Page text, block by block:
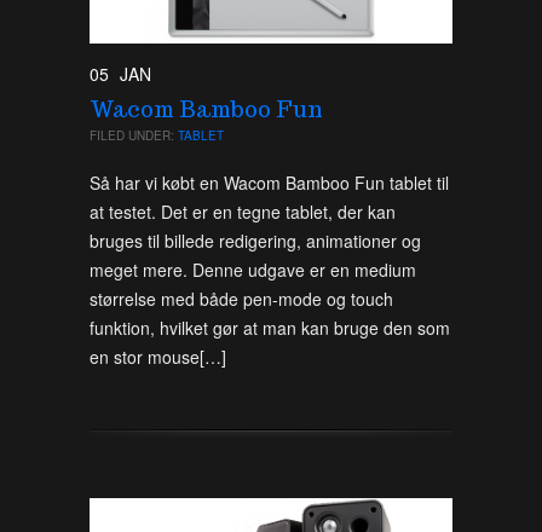
05 JAN
Wacom Bamboo Fun
FILED UNDER: TABLET
Så har vi købt en Wacom Bamboo Fun tablet til
at testet. Det er en tegne tablet, der kan
bruges til billede redigering, animationer og
meget mere. Denne udgave er en medium
størrelse med både pen-mode og touch
funktion, hvilket gør at man kan bruge den som
en stor mouse[…]